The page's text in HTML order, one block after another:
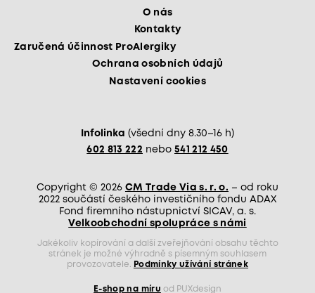
O nás
Kontakty
Zaručená účinnost ProAlergiky
Ochrana osobních údajů
Nastavení cookies
Infolinka (všední dny 8.30–16 h)
602 813 222 nebo 541 212 450
Copyright © 2026 CM Trade Via s. r. o. – od roku
2022 součástí českého investičního fondu ADAX
Fond firemního nástupnictví SICAV, a. s.
Velkoobchodní spolupráce s námi
Jakékoliv kopírování a další zveřejňování obsahu těchto
stránek je možné výhradně s písemným souhlasem
provozovatele.
Podmínky užívání stránek
E-shop na míru od PUXdesign